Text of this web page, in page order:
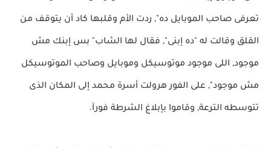
تعرفى صاحب الموبايل ده", ردت الأم وقلبها كاد أن يتوقف من
القلق وقالت له "ده إبنى", فقال لها الشاب" بس إبنك مش
موجود, اللى موجود موتوسيكل وموبايل وصاحب الموتوسيكل
مش موجود", على الفور هرولت أسرة محمد إلى المكان الذى
تتوسطه الترعة, وقاموا بإبلاغ الشرطة فورآ.